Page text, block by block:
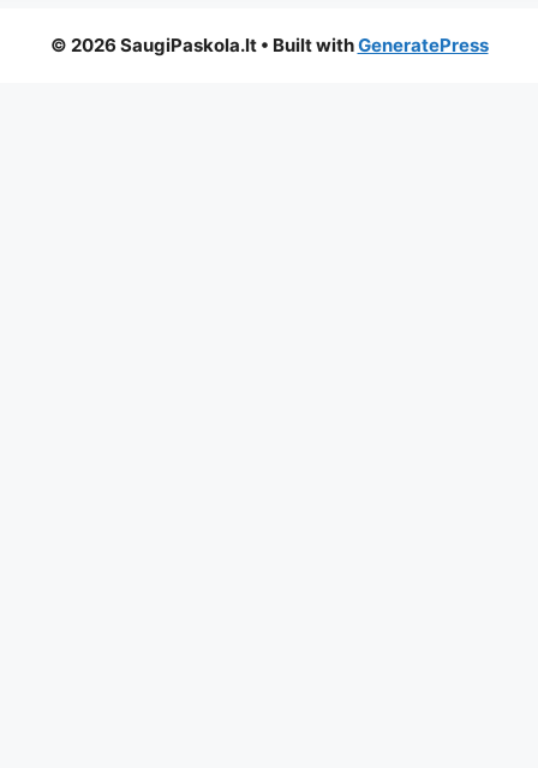
© 2026 SaugiPaskola.lt• Built withGeneratePress